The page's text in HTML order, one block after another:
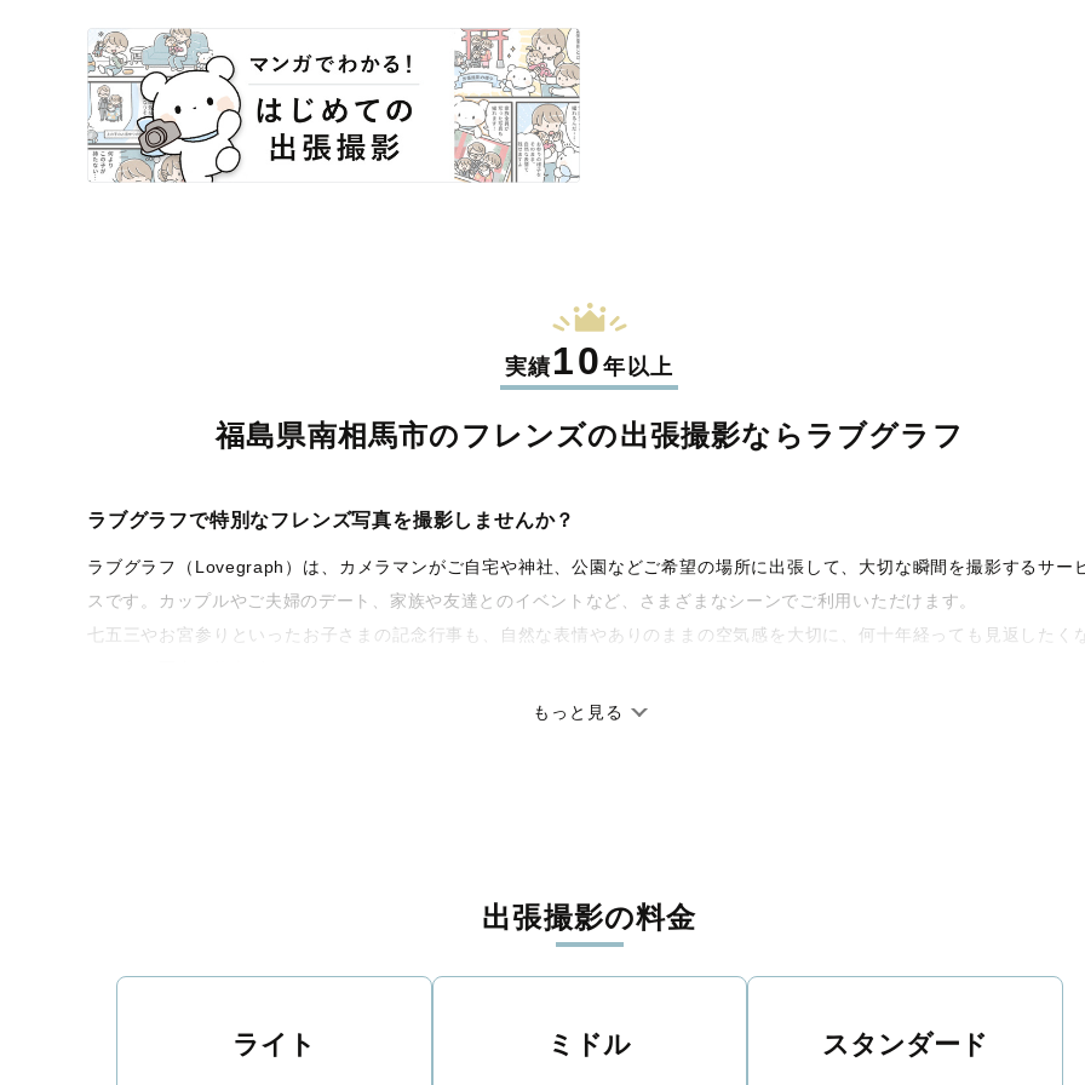
実績10年以上
福島県南相馬市のフレンズの出張撮影なら ラブグラフ
ラブグラフで特別なフレンズ写真を撮影しませんか？
ラブグラフ（Lovegraph）は、カメラマンがご自宅や神社、公園などご希望の場所に出張して、大切な瞬間を撮影するサー
スです。カップルやご夫婦のデート、家族や友達とのイベントなど、さまざまなシーンでご利用いただけます。
七五三やお宮参りといったお子さまの記念行事も、自然な表情やありのままの空気感を大切に、何十年経っても見返したく
撮影後は、独自の編集技術で写真の明るさや色合いを丁寧に調整。自然な雰囲気を残しつつも、おしゃれで洗練された仕上が
い。
もっと見る
出張撮影の料金
ライト ミドル スタンダード